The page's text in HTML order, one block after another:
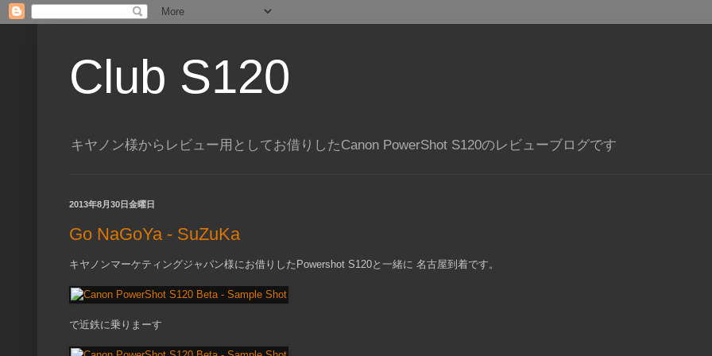
Club S120
キヤノン様からレビュー用としてお借りしたCanon PowerShot S120のレビューブログです
2013年8月30日金曜日
Go NaGoYa - SuZuKa
キヤノンマーケティングジャパン様にお借りしたPowershot S120と一緒に 名古屋到着です。
で近鉄に乗りまーす